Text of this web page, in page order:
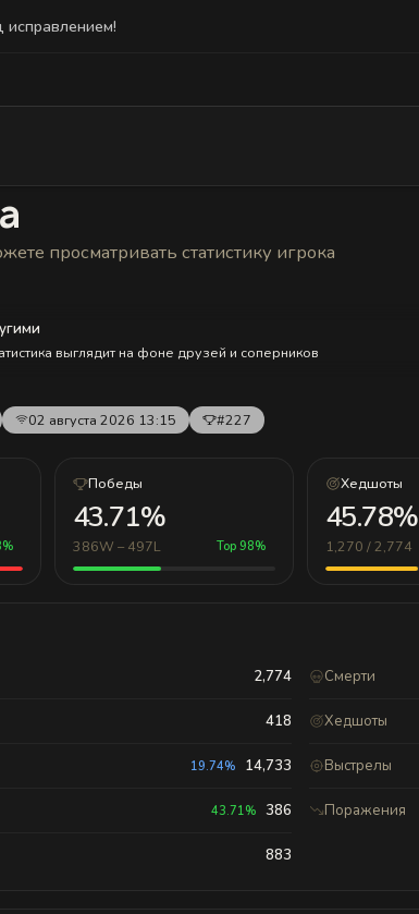
просматривать статистику игрока
выглядит на фоне друзей и соперников
02 августа 2026 13:15 #227
Победы
43.71%
386W – 497L Top 98%
Хедшоты
45.78%
1,270 / 2,774
2,774 Смерти
418 Хедшоты
19.74% 14,733 Выстрелы
43.71% 386 Поражения
883